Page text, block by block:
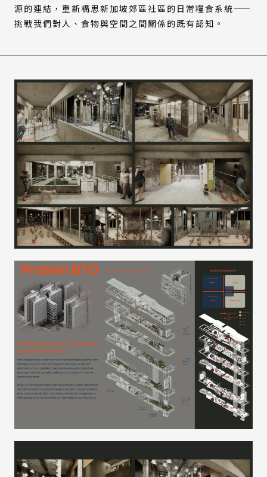
源的連結，重新構思新加坡郊區社區的日常糧食系統——
挑戰我們對人、食物與空間之間關係的既有認知。